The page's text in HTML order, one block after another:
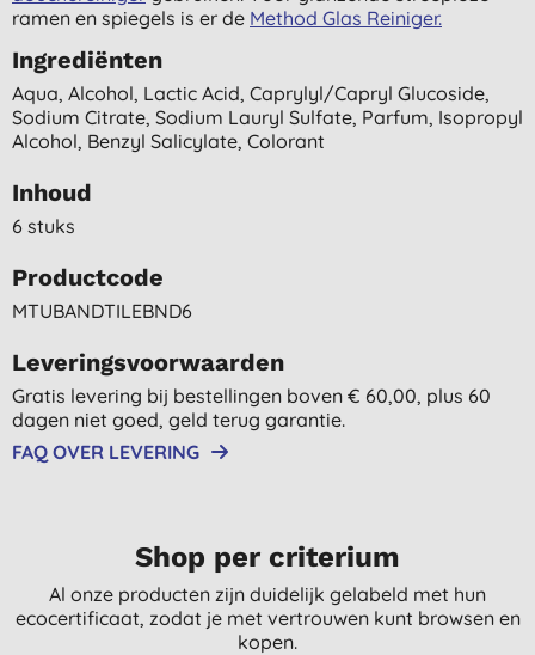
ramen en spiegels is er de Method Glas Reiniger.
Ingrediënten
Aqua, Alcohol, Lactic Acid, Caprylyl/capryl Glucoside,
Sodium Citrate, Sodium Lauryl Sulfate, Parfum, Isopropyl
Alcohol, Benzyl Salicylate, Colorant
Inhoud
6 stuks
Productcode
MTUBANDTILEBND6
Leveringsvoorwaarden
Gratis levering bij bestellingen boven € 60,00, plus 60
dagen niet goed, geld terug garantie.
FAQ OVER LEVERING
Shop per criterium
Al onze producten zijn duidelijk gelabeld met hun
ecocertificaat, zodat je met vertrouwen kunt browsen en
kopen.